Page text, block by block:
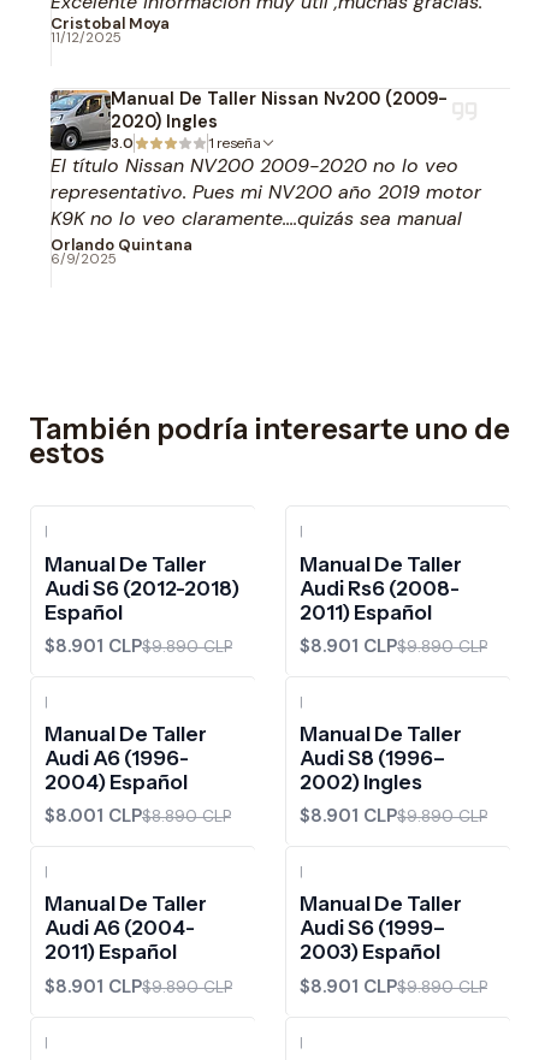
Cristobal Moya
11/12/2025
Manual De Taller Nissan Nv200 (2009-
2020) Ingles
3.0 1 reseña
El título Nissan NV200 2009-2020 no lo veo
representativo. Pues mi NV200 año 2019 motor
K9K no lo veo claramente....quizás sea manual
para K9K del año 2015 como vi
Orlando Quintana
6/9/2025
También podría interesarte uno de
estos
|
Manual De Taller
Audi S6 (2012-2018)
Español
$8.901 CLP$9.890 CLP
|
Manual De Taller
Audi Rs6 (2008-
2011) Español
$8.901 CLP$9.890 CLP
|
Manual De Taller
Audi A6 (1996-
2004) Español
$8.001 CLP$8.890 CLP
|
Manual De Taller
Audi S8 (1996–
2002) Ingles
$8.901 CLP$9.890 CLP
|
Manual De Taller
Audi A6 (2004-
2011) Español
$8.901 CLP$9.890 CLP
|
Manual De Taller
Audi S6 (1999–
2003) Español
$8.901 CLP$9.890 CLP
| |